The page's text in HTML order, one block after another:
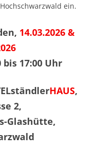
ein.
14.03.2026 &
17:00 Uhr
HAUS,
2,
Glashütte,